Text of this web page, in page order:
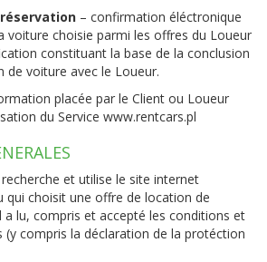
– confirmation éléctronique
voiture choisie parmi les offres du Loueur
constituant la base de la conclusion
voiture avec le Loueur.
placée par le Client ou Loueur
du Service www.rentcars.pl
et utilise le site internet
qui choisit une offre de location de
lu, compris et accepté les conditions et
(y compris la déclaration de la protéction